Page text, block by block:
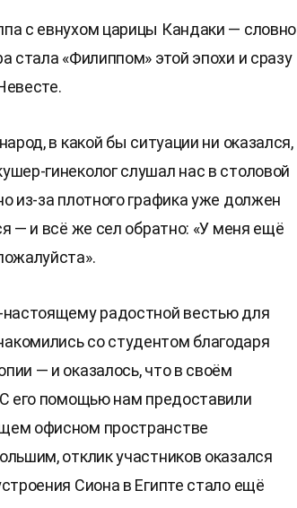
с евнухом царицы Кандаки — словно
стала «Филиппом» этой эпохи и сразу
в какой бы ситуации ни оказался,
гинеколог слушал нас в столовой
из-за плотного графика уже должен
— и всё же сел обратно: «У меня ещё
радостной вестью для
со студентом благодаря
— и оказалось, что в своём
его помощью нам предоставили
офисном пространстве
отклик участников оказался
Сиона в Египте стало ещё